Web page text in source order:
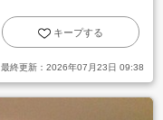
キープする
最終更新： 2026年07月23日 09:38